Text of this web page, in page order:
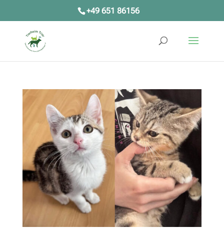
+49 651 86156